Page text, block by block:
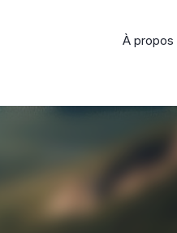
À propos
&
Mystère